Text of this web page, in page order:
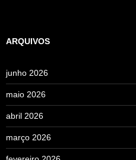
ARQUIVOS
junho 2026
maio 2026
abril 2026
março 2026